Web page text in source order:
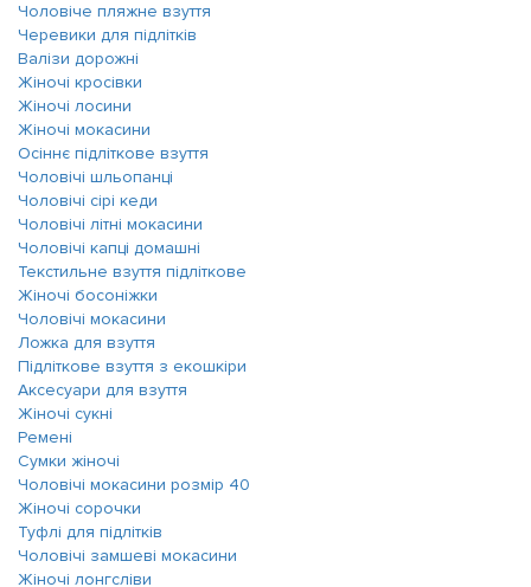
Чоловіче пляжне взуття
Черевики для підлітків
Валізи дорожні
Жіночі кросівки
Жіночі лосини
Жіночі мокасини
Осіннє підліткове взуття
Чоловічі шльопанці
Чоловічі сірі кеди
Чоловічі літні мокасини
Чоловічі капці домашні
Текстильне взуття підліткове
Жіночі босоніжки
Чоловічі мокасини
Ложка для взуття
Підліткове взуття з екошкіри
Аксесуари для взуття
Жіночі сукні
Ремені
Сумки жіночі
Чоловічі мокасини розмір 40
Жіночі сорочки
Туфлі для підлітків
Чоловічі замшеві мокасини
Жіночі лонгсліви